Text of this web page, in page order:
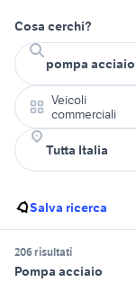
Cosa cerchi?
Veicoli
commerciali
Salva ricerca
206 risultati
Pompa acciaio